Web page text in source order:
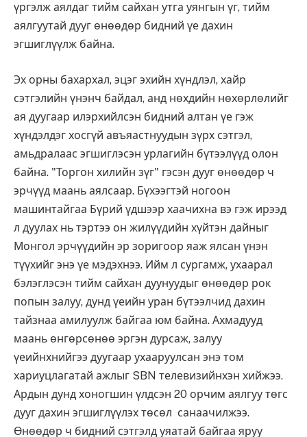
үргэлж аялдаг тийм сайхан утга уянгын үг, тийм
аялгуутай дууг өнөөдөр бидний үе дахин
эгшиглүүлж байна.
Эх орны бахархал, эцэг эхийн хүндлэл, хайр
сэтгэлийн үнэнч байдал, анд нөхдийн нөхөрлөлийг
ая дуугаар илэрхийлсэн бидний алтан үе гэж
хүндэлдэг хосгүй авъяастнуудын зүрх сэтгэл,
амьдралаас эгшиглэсэн урлагийн бүтээлүүд олон
байна. "Торгон хилийн зүг" гэсэн дууг өнөөдөр ч
эрчүүд маань аялсаар. Бүхээгтэй ногоон
машинтайгаа Бүрий үдшээр хаачихна вэ гэж ирээд
л дуулах нь тэртээ он жилүүдийн хүйтэн дайныг
Монгол эрчүүдийн эр зоригоор яаж ялсан үнэн
түүхийг энэ үе мэдэхнээ. Ийм л сургамж, ухаарал
бэлэглэсэн тийм сайхан дуунуудыг өнөөдөр рок
попын залуу, дунд үеийн уран бүтээлчид дахин
тайзнаа амилуулж байгаа юм байна. Ахмадууд
маань өнгөрсөнөө эргэн дурсаж, залуу
үеийнхнийгээ дуугаар ухааруулсан энэ том
хариуцлагатай ажлыг SBN телевизийнхэн хийжээ.
Ардын дунд хоногшин үлдсэн 20 орчим аялгуу төгс
дууг дахин эгшиглүүлэх төсөл санаачилжээ.
Өнөөдөр ч бидний сэтгэлд уяатай байгаа яруу